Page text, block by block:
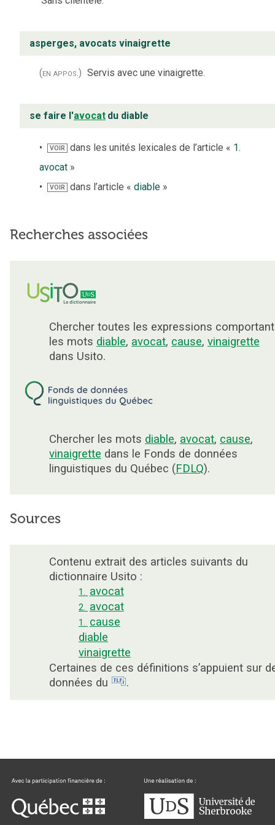
asperges, avocats vinaigrette
(en appos.) Servis avec une vinaigrette.
se faire l'avocat du diable
VOIR dans les unités lexicales de l’article « 1.
avocat »
VOIR dans l’article «diable »
Recherches associées
Chercher toutes les expressions comportant
les mots diable, avocat, cause, vinaigrette
dans Usito.
Chercher les mots diable, avocat, cause,
vinaigrette dans le Fonds de données
linguistiques du Québec (FDLQ).
Sources
Contenu extrait des articles suivants du
dictionnaire Usito :
1. avocat
2. avocat
1. cause
diable
vinaigrette
Certaines de ces définitions s’appuient sur
données du
.